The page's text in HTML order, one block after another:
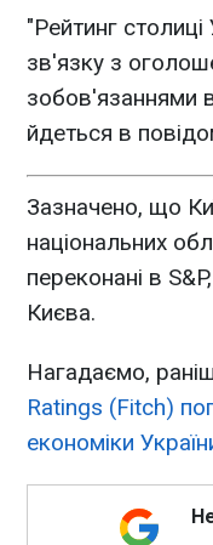
"Рейтинг
зв'язку з
зобов'язаннями
йдеться в
Зазначено, що
національних
переконані в
Києва.
Нагадаємо,
Ratings (Fitch)
економіки